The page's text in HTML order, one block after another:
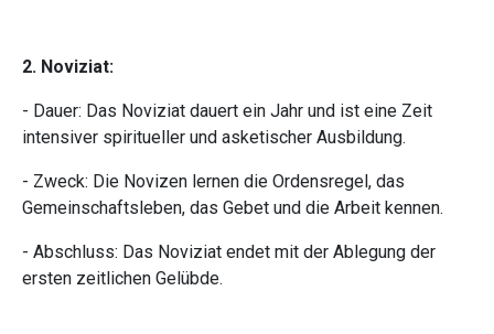
2. Noviziat:
- Dauer: Das Noviziat dauert ein Jahr und ist eine Zeit
intensiver spiritueller und asketischer Ausbildung.
- Zweck: Die Novizen lernen die Ordensregel, das
Gemeinschaftsleben, das Gebet und die Arbeit kennen.
- Abschluss: Das Noviziat endet mit der Ablegung der
ersten zeitlichen Gelübde.